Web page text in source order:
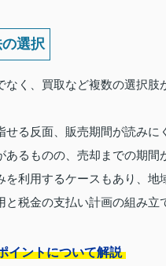
選択
なく、買取など複数の選択
る反面、販売期間が読みに
るものの、売却までの期間
利用するケースもあり、地
税金の支払い計画の組み立
イントについて解説